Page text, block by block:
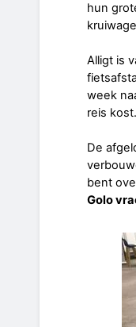
hun
Alligt is
week
reis kost.
De
bent
Golo